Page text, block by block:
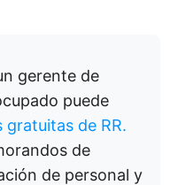
gerente de
puede
gratuitas de RR.
de
de personal y